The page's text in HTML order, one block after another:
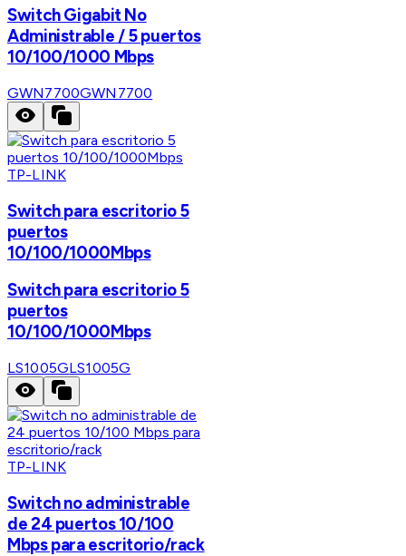
Switch Gigabit No
Administrable / 5 puertos
10/100/1000 Mbps
GWN7700GWN7700
TP-LINK
Switch para escritorio 5
puertos
10/100/1000Mbps
Switch para escritorio 5
puertos
10/100/1000Mbps
LS1005GLS1005G
TP-LINK
Switch no administrable
de 24 puertos 10/100
Mbps para escritorio/rack